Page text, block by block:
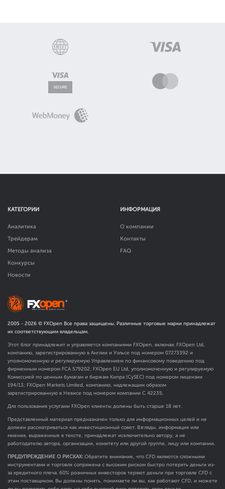
КАТЕГОРИИ
Аналитика
Трейдерам
Методы анализа
Конкурсы
Новости
ИНФОРМАЦИЯ
О компании
Контакты
FAQ
2005 - 2026 © FXOpen Все права защищены. Различные торговые марки принадлежат
их соответствующим владельцам.
Этот блог принадлежит и управляется компаниями FXOpen, включая: FXOpen Ltd,
компанию, зарегистрированную в Англии и Уэльсе под номером 07273392 и
уполномоченную и регулируемую Управлением по финансовому поведению под
фирменным номером FCA 579202; FXOpen EU Ltd, уполномоченную и регулируемую
Комиссией по ценным бумагам и биржам Кипра (CySEC) под номером лицензии
194/13; FXOpen Markets Limited, компанию, надлежащим образом
зарегистрированную в Невисе под номером компании C 42235.
Для пользования услугами FXOpen клиенты должны быть старше 18 лет.
Представленный материал предназначен только для информационных целей и не
должен рассматриваться как инвестиционный совет. Взгляды, информация или
мнения, выраженные в тексте, принадлежат исключительно автору, а не
работодателю автора, организации, комитету или другой группе, лицу или компании.
ПРЕДУПРЕЖДЕНИЕ О РИСКАХ: Обратите внимание, что CFD являются сложными
инструментами и торговля сопряжена с высоким риском быстро потерять деньги из-
за кредитного плеча. 60% розничных инвесторов теряют деньги при торговле CFD с
этим поставщиком. Вы должны понять, понимаете ли вы, как работают CFD, и можете